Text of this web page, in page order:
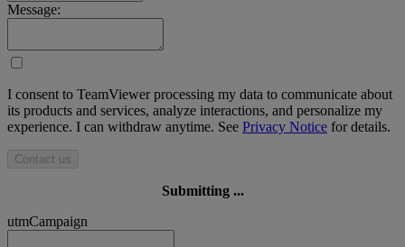
Message:
I consent to TeamViewer processing my data to communicate about
its products and services, analyze interactions, and personalize my
experience. I can withdraw anytime. See Privacy Notice for details.
Contact us
Submitting ...
utmCampaign